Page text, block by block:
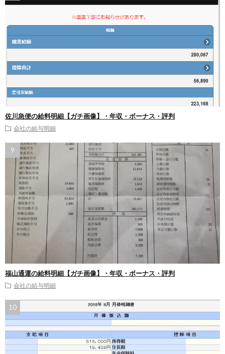
佐川急便の給料明細【ガチ画像】・年収・ボーナス・評判
会社の給与明細
福山通運の給料明細【ガチ画像】・年収・ボーナス・評判
会社の給与明細